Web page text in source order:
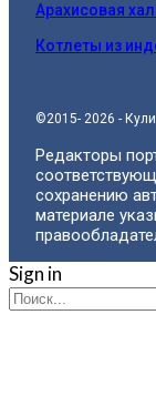
Арахисовая
Котлеты из
©2015- 2026 -
Редакторы
сохранению
материале
Sign in